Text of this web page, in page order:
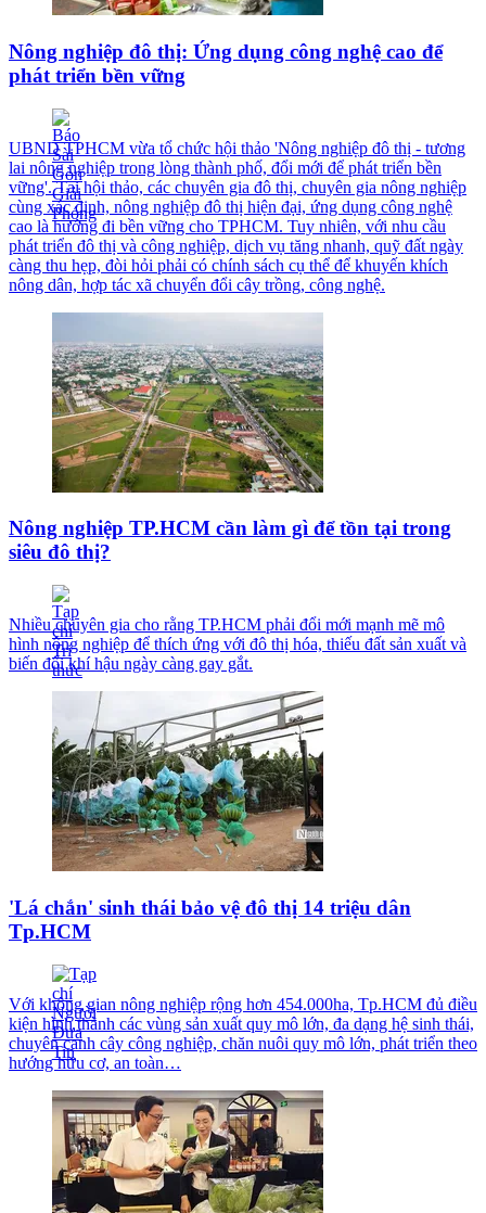
Nông nghiệp đô thị: Ứng dụng công nghệ cao để
phát triển bền vững
UBND TPHCM vừa tổ chức hội thảo 'Nông nghiệp đô thị - tương
lai nông nghiệp trong lòng thành phố, đổi mới để phát triển bền
vững'. Tại hội thảo, các chuyên gia đô thị, chuyên gia nông nghiệp
cùng xác định, nông nghiệp đô thị hiện đại, ứng dụng công nghệ
cao là hướng đi bền vững cho TPHCM. Tuy nhiên, với nhu cầu
phát triển đô thị và công nghiệp, dịch vụ tăng nhanh, quỹ đất ngày
càng thu hẹp, đòi hỏi phải có chính sách cụ thể để khuyến khích
nông dân, hợp tác xã chuyển đổi cây trồng, công nghệ.
Nông nghiệp TP.HCM cần làm gì để tồn tại trong
siêu đô thị?
Nhiều chuyên gia cho rằng TP.HCM phải đổi mới mạnh mẽ mô
hình nông nghiệp để thích ứng với đô thị hóa, thiếu đất sản xuất và
biến đổi khí hậu ngày càng gay gắt.
'Lá chắn' sinh thái bảo vệ đô thị 14 triệu dân
Tp.HCM
Với không gian nông nghiệp rộng hơn 454.000ha, Tp.HCM đủ điều
kiện hình thành các vùng sản xuất quy mô lớn, đa dạng hệ sinh thái,
chuyên canh cây công nghiệp, chăn nuôi quy mô lớn, phát triển theo
hướng hữu cơ, an toàn…